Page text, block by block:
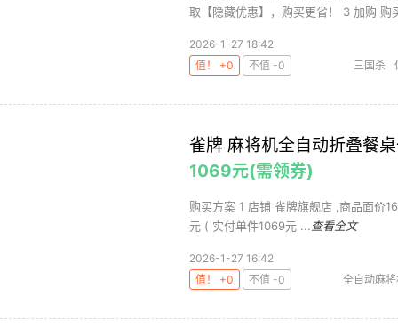
取【隐藏优惠】，购买更省！ 3 加购 购
2026-1-27 18:42
值！ +0
不值 -0 三国杀
雀牌 麻将机全自动折叠餐
1069元(需领券)
购买方案 1 店铺 雀牌旗舰店 ,商品面价
元 ( 实付单件1069元 ... 查看全文
2026-1-27 16:42
值！ +0
不值 -0 全自动麻